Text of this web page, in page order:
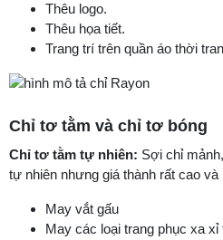
Thêu logo.
Thêu họa tiết.
Trang trí trên quần áo thời
Chỉ tơ tằm và chỉ tơ bóng
Chỉ tơ tằm tự nhiên: Sợi chỉ
tự nhiên nhưng giá thành rất cao và
May vắt gấu
May các loại trang phục xa